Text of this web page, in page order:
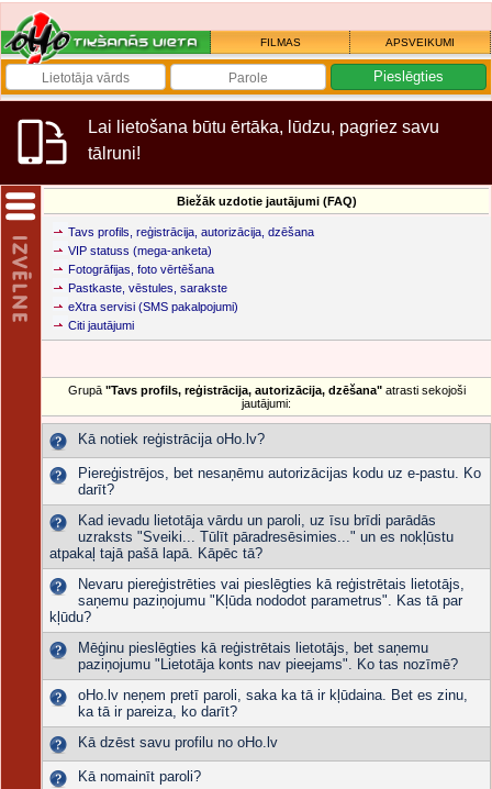
FILMAS APSVEIKUMI
Lai lietošana būtu ērtāka, lūdzu, pagriez savu
tālruni!
Biežāk uzdotie jautājumi (FAQ)
Tavs profils, reģistrācija, autorizācija, dzēšana
VIP statuss (mega-anketa)
Fotogrāfijas, foto vērtēšana
Pastkaste, vēstules, sarakste
eXtra servisi (SMS pakalpojumi)
Citi jautājumi
Grupā "Tavs profils, reģistrācija, autorizācija, dzēšana"atrasti sekojoši
jautājumi:
Kā notiek reģistrācija oHo.lv?
Piereģistrējos, bet nesaņēmu autorizācijas kodu uz e-pastu. Ko
darīt?
Kad ievadu lietotāja vārdu un paroli, uz īsu brīdi parādās
uzraksts "Sveiki... Tūlīt pāradresēsimies..." un es nokļūstu
atpakaļ tajā pašā lapā. Kāpēc tā?
Nevaru piereģistrēties vai pieslēgties kā reģistrētais lietotājs,
saņemu paziņojumu "Kļūda nododot parametrus". Kas tā par
kļūdu?
Mēģinu pieslēgties kā reģistrētais lietotājs, bet saņemu
paziņojumu "Lietotāja konts nav pieejams". Ko tas nozīmē?
oHo.lv neņem pretī paroli, saka ka tā ir kļūdaina. Bet es zinu,
ka tā ir pareiza, ko darīt?
Kā dzēst savu profilu no oHo.lv
Kā nomainīt paroli?